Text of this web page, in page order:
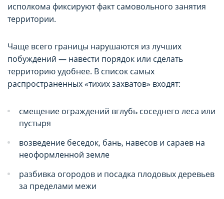
исполкома фиксируют факт самовольного занятия
территории.
Чаще всего границы нарушаются из лучших
побуждений — навести порядок или сделать
территорию удобнее. В список самых
распространенных «тихих захватов» входят:
смещение ограждений вглубь соседнего леса или
пустыря
возведение беседок, бань, навесов и сараев на
неоформленной земле
разбивка огородов и посадка плодовых деревьев
за пределами межи